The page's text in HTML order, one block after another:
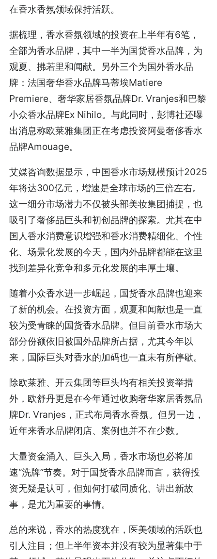
在香水香氛领域保持活跃。
据梳理，香水香氛领域的投资在上半年有6笔，
全部为香水品牌，其中一半为国货香水品牌，为
观夏、拂若里和闻献。另外三个为国外香水品
牌：法国奢华香水品牌马蒂埃Matiere
Premiere、奢华家居香氛品牌Dr. Vranjes和巴黎
小众香水品牌Ex Nihilo。与此同时，彭博社还曝
出消息称欧莱雅集团正在考虑投资阿曼奢侈香水
品牌Amouage。
艾媒咨询数据显示，中国香水市场规模预计2025
年将达300亿元，增速是全球市场的三倍左右。
这一细分市场潜力不仅被头部美妆集团捕捉，也
吸引了奢侈品巨头和初创品牌的探索。尤其在中
国人香水消费意识增强和香水消费精细化、个性
化、场景化发展的今天，国内外品牌都能在这里
找到差异化竞争和多元化发展的丰厚土壤。
随着小众香水进一步崛起，国货香水品牌也迎来
了新的机会。在投资方面，观夏和闻献也是一直
较为受青睐的国货香水品牌。但目前香水市场大
部分份额依旧被国外品牌所占据，尤其今年以
来，国际巨头对香水的加码也一直未有所停歇。
除欧莱雅、开云集团等巨头均有相关投资举措
外，欧舒丹更是在今年通过收购奢华家居香氛品
牌Dr. Vranjes，正式布局香水香氛。但另一边，
近年来香水品牌闭店、案例也并不在少数。
大量资金涌入、巨头入局，香水市场也必将加
速“洗牌”节奏。对于国货香水品牌而言，获得投
资无疑是认可，但如何打破同质化、讲出新故
事，是尤为重要的事情。
总的来说，香水的热度犹在，医美领域的活跃也
引人注目；但上半年资本并没有较为显著集中于